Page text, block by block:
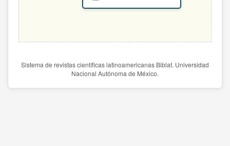
Sistema de revistas científicas latinoamericanas Biblat. Universidad
Nacional Autónoma de México.